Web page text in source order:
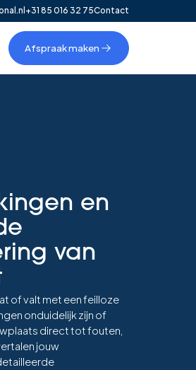
+31 85 016 32 75Contact
Afspraak maken
en
van
of valt met een feilloze
onduidelijk zijn of
direct tot fouten,
jouw